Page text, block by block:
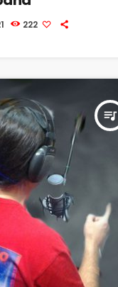
222
queue_music